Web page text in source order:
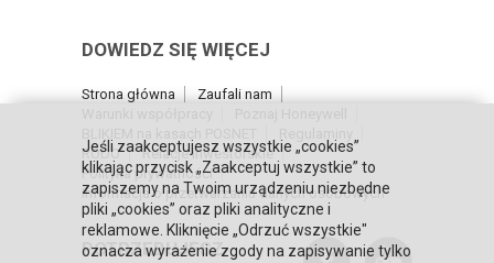
DOWIEDZ SIĘ WIĘCEJ
Strona główna
Zaufali nam
RODO
Relacje inwestorskie
Polityka prywatności
Informacja o przetwarzaniu danych osobowych
POTRZEBUJESZ
Jeśli zaakceptujesz wszystkie „cookies”
klikając przycisk „Zaakceptuj wszystkie” to
zapiszemy na Twoim urządzeniu niezbędne
pliki „cookies” oraz pliki analityczne i
reklamowe. Kliknięcie „Odrzuć wszystkie"
oznacza wyrażenie zgody na zapisywanie tylko